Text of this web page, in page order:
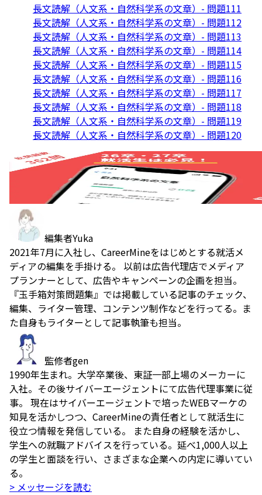
長文読解（人文系・自然科学系の文章）- 問題111
長文読解（人文系・自然科学系の文章）- 問題112
長文読解（人文系・自然科学系の文章）- 問題113
長文読解（人文系・自然科学系の文章）- 問題114
長文読解（人文系・自然科学系の文章）- 問題115
長文読解（人文系・自然科学系の文章）- 問題116
長文読解（人文系・自然科学系の文章）- 問題117
長文読解（人文系・自然科学系の文章）- 問題118
長文読解（人文系・自然科学系の文章）- 問題119
長文読解（人文系・自然科学系の文章）- 問題120
編集者Yuka
2021年7月に入社し、CareerMineをはじめとする就活メ
ディアの編集を手掛ける。 以前は広告代理店でメディア
プランナーとして、広告やキャンペーンの企画を担当。
『玉手箱対策問題集』では掲載している記事のチェック、
編集、ライター管理、コンテンツ制作などを行ってる。ま
た自身もライターとして記事執筆も担当。
監修者gen
1990年生まれ。大学卒業後、東証一部上場のメーカーに
入社。その後サイバーエージェントにて広告代理事業に従
事。 現在はサイバーエージェントで培ったWEBマーケの
知見を活かしつつ、CareerMineの責任者として就活生に
役立つ情報を発信している。 また自身の経験を活かし、
学生への就職アドバイスを行っている。延べ1,000人以上
の学生と面談を行い、さまざまな企業への内定に導いてい
る。
> メッセージを読む